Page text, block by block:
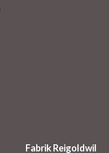
Fabrik Reigoldwil